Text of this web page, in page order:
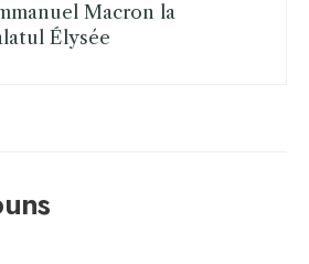
Macron la
Élysée